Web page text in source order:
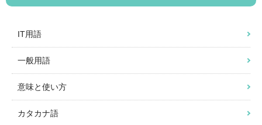
IT用語
一般用語
意味と使い方
カタカナ語